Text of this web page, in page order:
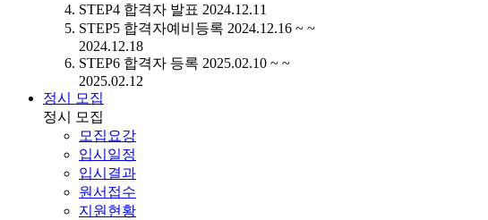
STEP4 합격자 발표 2024.12.11
STEP5 합격자예비등록 2024.12.16 ~ ~
2024.12.18
STEP6 합격자 등록 2025.02.10 ~ ~
2025.02.12
정시 모집
정시 모집
모집요강
입시일정
입시결과
원서접수
지원현황